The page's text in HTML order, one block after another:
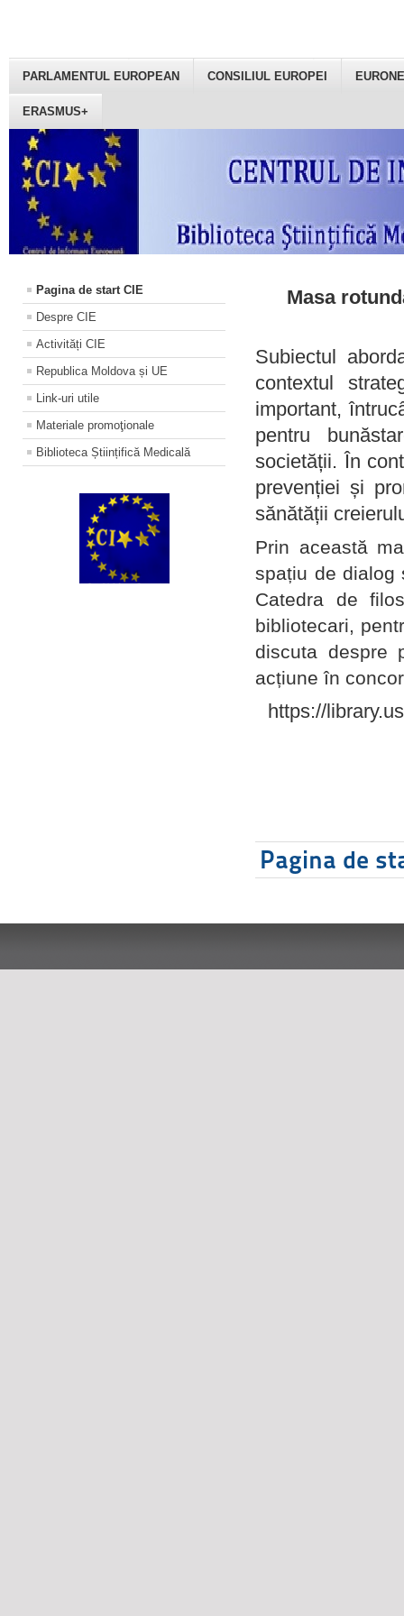
PARLAMENTUL EUROPEAN CONSILIUL EUROPEI
ERASMUS+
Pagina de start CIE
Despre CIE
Activități CIE
Republica Moldova și UE
Link-uri utile
Materiale promoţionale
Biblioteca Științifică Medicală
Masa
Subiectul
contextul
important,
pentru
societății. În
prevenției și
sănătății
Prin această
spațiu de dialog
Catedra de
bibliotecari,
discuta despre
acțiune în
https://
Pagina de